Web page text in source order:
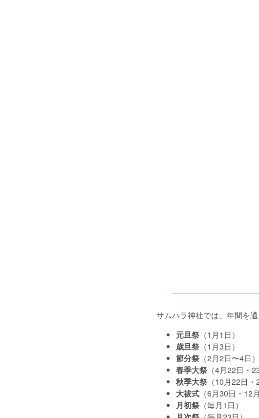
サムハラ神社では、年間を
元旦祭 （1月1日）
歳旦祭 （1月3日）
節分祭 （2月2日〜4日）
春季大祭 （4月22日・
秋季大祭 （10月22日・
大祓式 （6月30日・12
月初祭 （毎月1日）